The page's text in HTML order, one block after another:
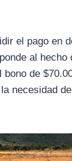
el pago en
al
de
necesidad